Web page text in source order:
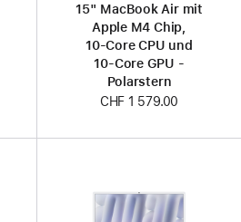
15" MacBook Air mit
Apple M4 Chip,
10‑Core CPU und
10‑Core GPU -
Polarstern
CHF 1 579.00